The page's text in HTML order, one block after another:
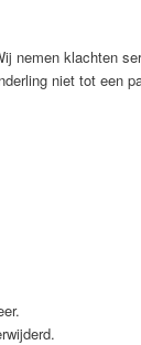
nemen klachten
niet tot een